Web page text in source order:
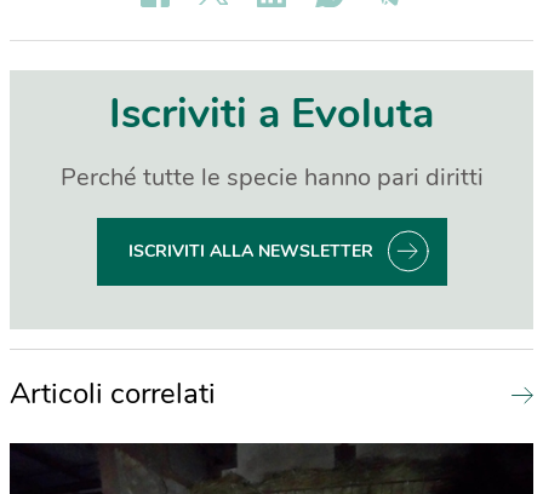
Iscriviti a Evoluta
Perché tutte le specie hanno pari diritti
ISCRIVITI ALLA NEWSLETTER
Articoli correlati